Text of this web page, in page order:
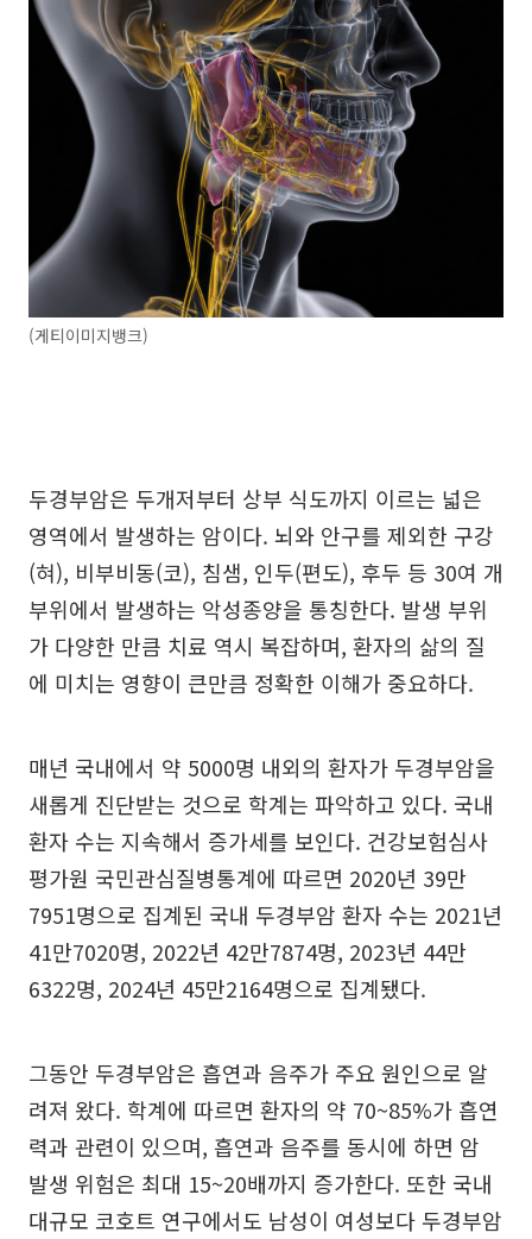
(게티이미지뱅크)
두경부암은 두개저부터 상부 식도까지 이르는 넓은
영역에서 발생하는 암이다. 뇌와 안구를 제외한 구강
(혀), 비부비동(코), 침샘, 인두(편도), 후두 등 30여 개
부위에서 발생하는 악성종양을 통칭한다. 발생 부위
가 다양한 만큼 치료 역시 복잡하며, 환자의 삶의 질
에 미치는 영향이 큰만큼 정확한 이해가 중요하다.
매년 국내에서 약 5000명 내외의 환자가 두경부암을
새롭게 진단받는 것으로 학계는 파악하고 있다. 국내
환자 수는 지속해서 증가세를 보인다. 건강보험심사
평가원 국민관심질병통계에 따르면 2020년 39만
7951명으로 집계된 국내 두경부암 환자 수는 2021년
41만7020명, 2022년 42만7874명, 2023년 44만
6322명, 2024년 45만2164명으로 집계됐다.
그동안 두경부암은 흡연과 음주가 주요 원인으로 알
려져 왔다. 학계에 따르면 환자의 약 70~85%가 흡연
력과 관련이 있으며, 흡연과 음주를 동시에 하면 암
발생 위험은 최대 15~20배까지 증가한다. 또한 국내
대규모 코호트 연구에서도 남성이 여성보다 두경부암